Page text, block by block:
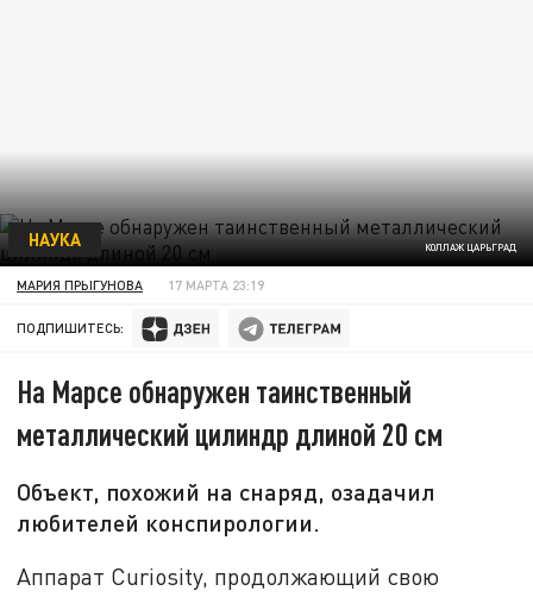
КОЛЛАЖ ЦАРЬГРАД
НАУКА
МАРИЯ ПРЫГУНОВА 17 МАРТА 23:19
ПОДПИШИТЕСЬ:
На Марсе обнаружен таинственный
металлический цилиндр длиной 20 см
Объект, похожий на снаряд, озадачил
любителей конспирологии.
Аппарат Curiosity, продолжающий свою